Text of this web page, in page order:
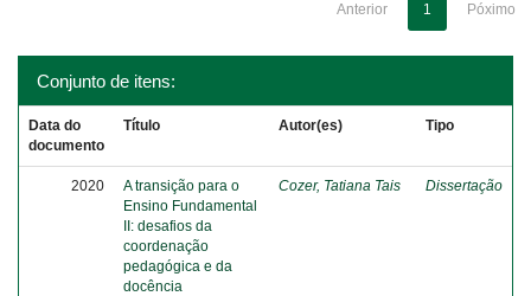
Anterior 1 Póximo
Conjunto de itens:
Data do
documento
Título Autor(es) Tipo
2020
A transição para o
Ensino Fundamental
II: desafios da
coordenação
pedagógica e da
docência
Cozer, Tatiana Tais Dissertação